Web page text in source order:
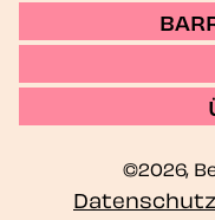
©2026,